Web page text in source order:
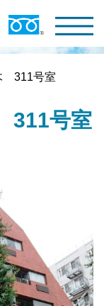
311号室
311号室